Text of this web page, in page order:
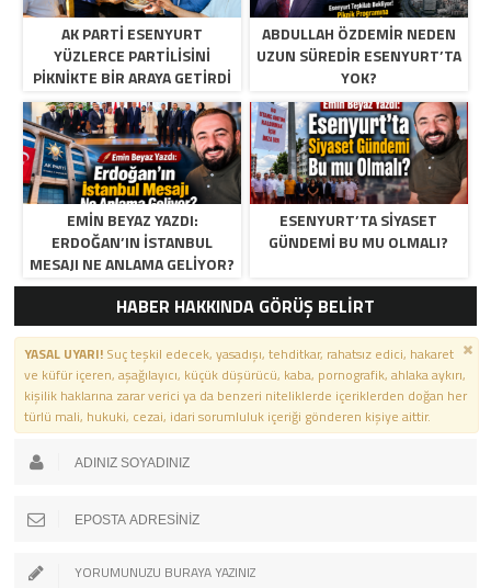
AK PARTI ESENYURT
YÜZLERCE PARTILISINI
PIKNIKTE BIR ARAYA GETIRDI
ABDULLAH ÖZDEMIR NEDEN
UZUN SÜREDIR ESENYURT’TA
YOK?
EMIN BEYAZ YAZDI:
ERDOĞAN’IN İSTANBUL
MESAJI NE ANLAMA GELIYOR?
ESENYURT’TA SIYASET
GÜNDEMI BU MU OLMALI?
HABER HAKKINDA GÖRÜŞ BELİRT
YASAL UYARI! Suç teşkil edecek, yasadışı, tehditkar, rahatsız edici, hakaret
ve küfür içeren, aşağılayıcı, küçük düşürücü, kaba, pornografik, ahlaka aykırı,
kişilik haklarına zarar verici ya da benzeri niteliklerde içeriklerden doğan her
türlü mali, hukuki, cezai, idari sorumluluk içeriği gönderen kişiye aittir.